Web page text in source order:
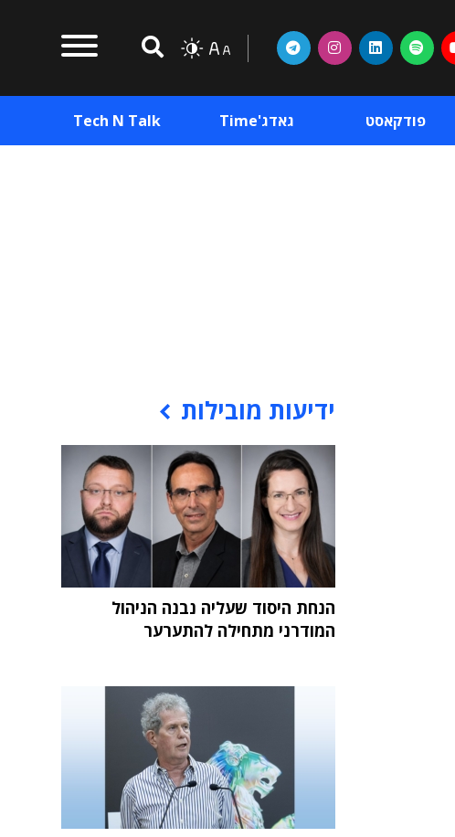
פודקאסט גאדג'Time Tech N Talk
ידיעות מובילות
הנחת היסוד שעליה נבנה הניהול
המודרני מתחילה להתערער